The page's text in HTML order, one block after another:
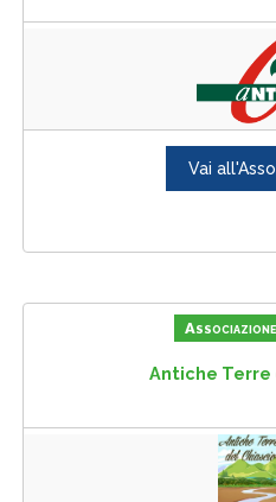
Vai
Antiche Terre